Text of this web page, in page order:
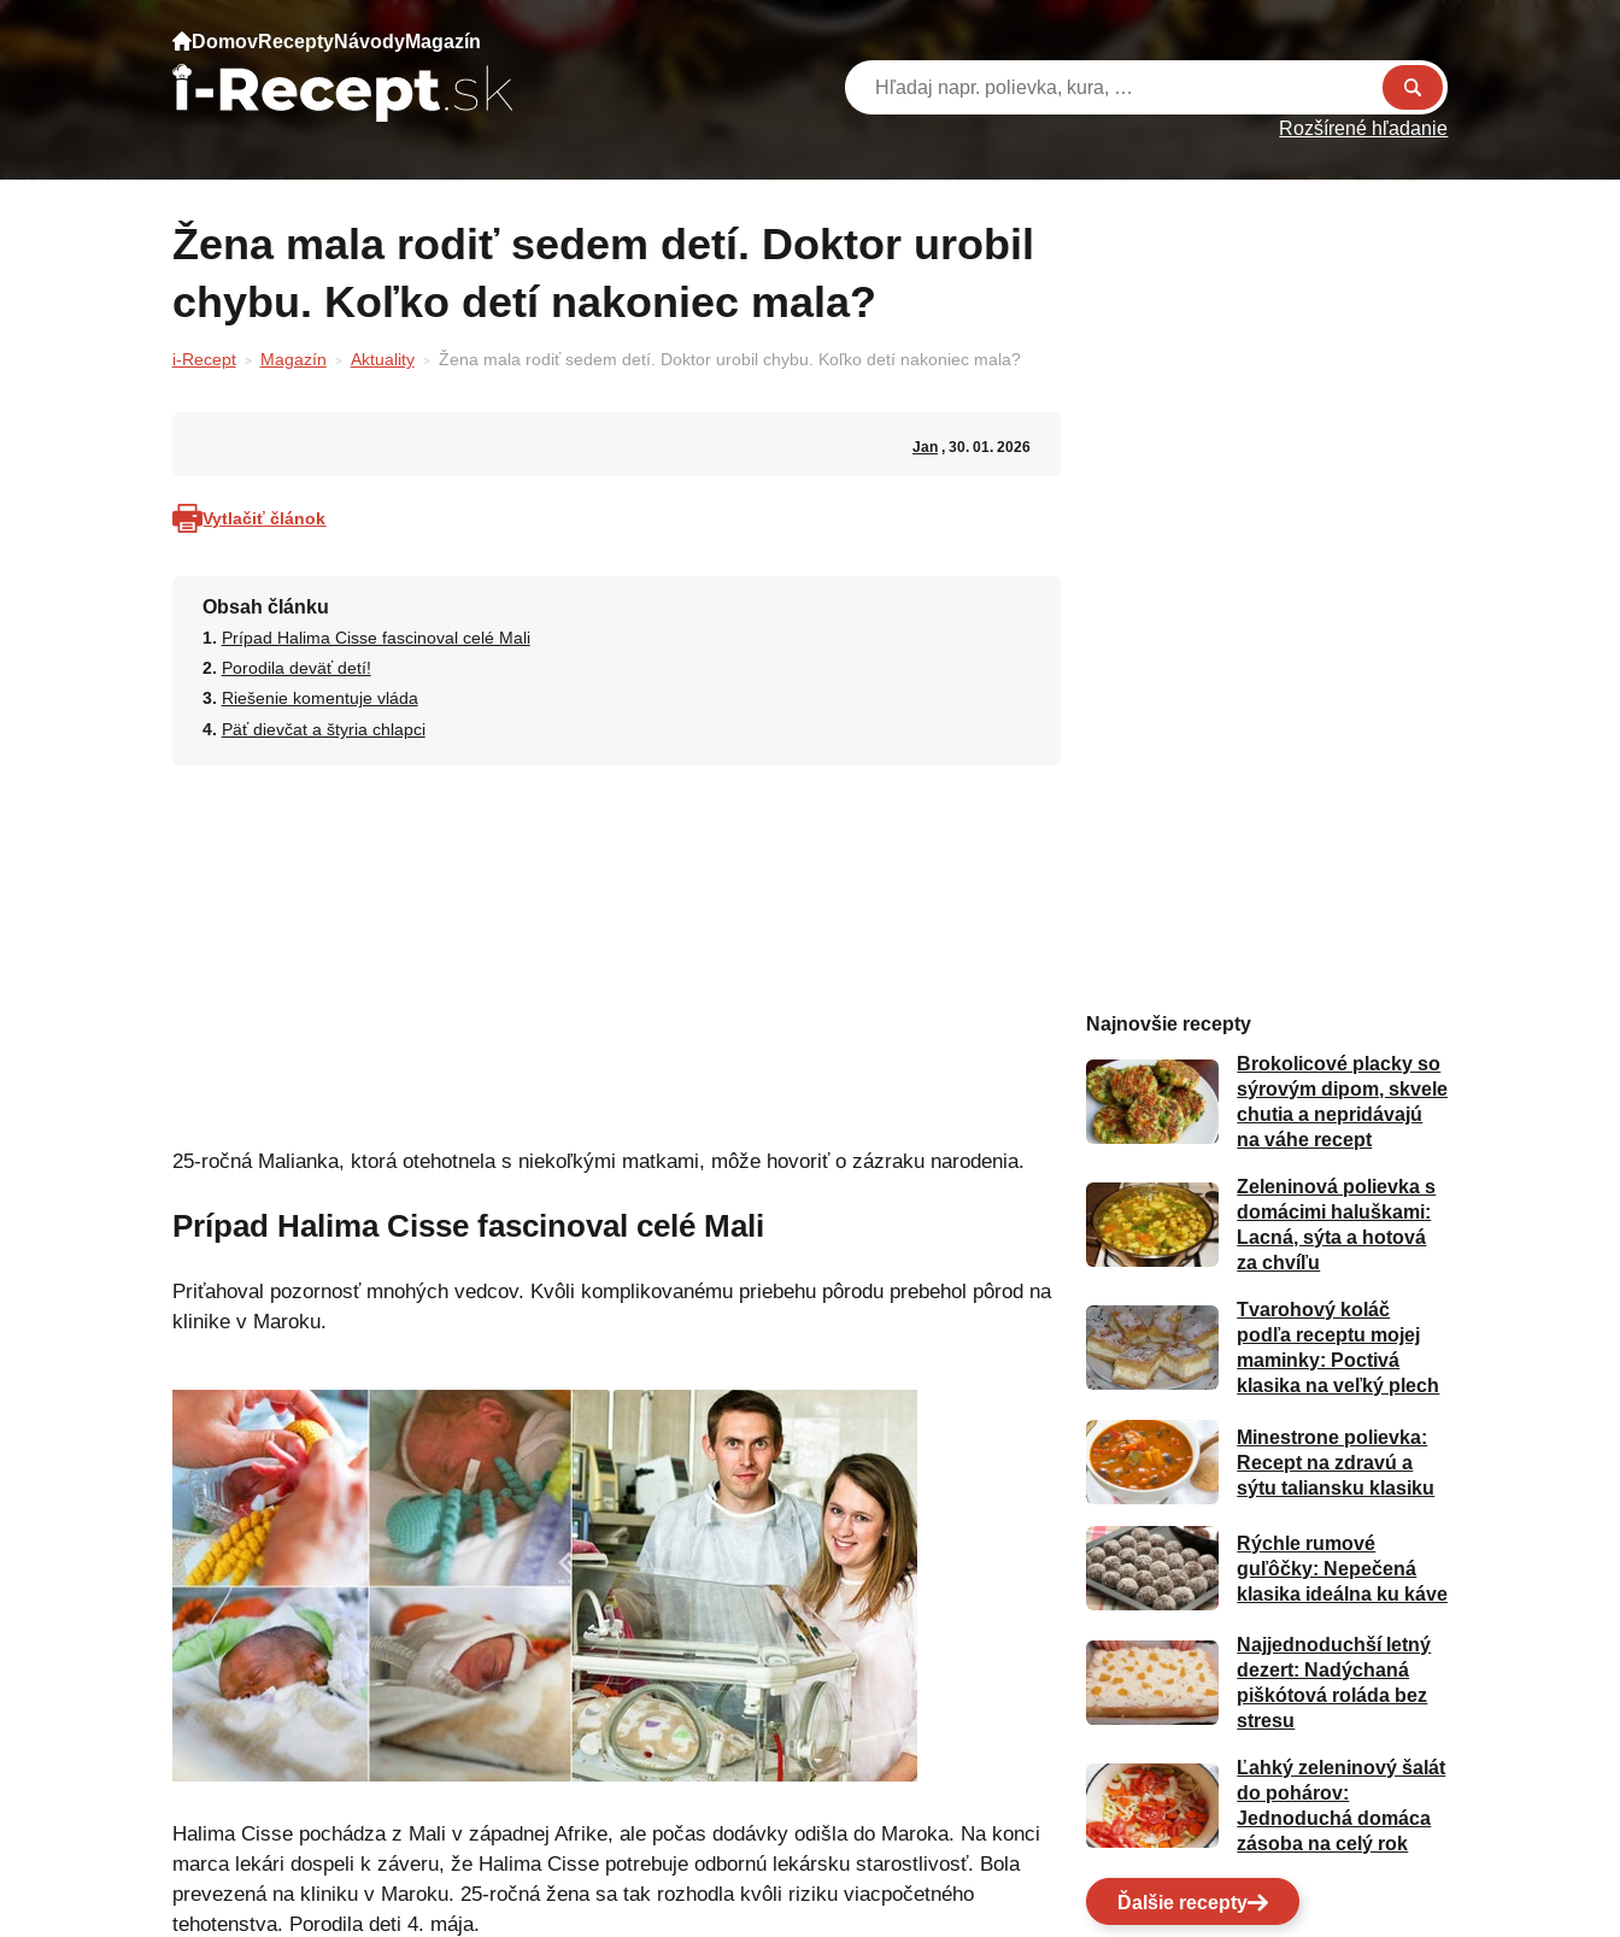
DomovReceptyNávodyMagazín
Rozšírené hľadanie
Žena mala rodiť sedem detí. Doktor urobil
chybu. Koľko detí nakoniec mala?
i-Recept Magazín Aktuality Žena mala rodiť sedem detí. Doktor urobil chybu. Koľko detí nakoniec mala?
Jan, 30. 01. 2026
Vytlačiť článok
Obsah článku
Prípad Halima Cisse fascinoval celé Mali
Porodila deväť detí!
Riešenie komentuje vláda
Päť dievčat a štyria chlapci
25-ročná Malianka, ktorá otehotnela s niekoľkými matkami, môže hovoriť o zázraku narodenia.
Prípad Halima Cisse fascinoval celé Mali
Priťahoval pozornosť mnohých vedcov. Kvôli komplikovanému priebehu pôrodu prebehol pôrod na
klinike v Maroku.
Halima Cisse pochádza z Mali v západnej Afrike, ale počas dodávky odišla do Maroka. Na konci
marca lekári dospeli k záveru, že Halima Cisse potrebuje odbornú lekársku starostlivosť. Bola
prevezená na kliniku v Maroku. 25-ročná žena sa tak rozhodla kvôli riziku viacpočetného
tehotenstva. Porodila deti 4. mája.
Najnovšie recepty
Brokolicové placky so
sýrovým dipom, skvele
chutia a nepridávajú
na váhe recept
Zeleninová polievka s
domácimi haluškami:
Lacná, sýta a hotová
za chvíľu
Tvarohový koláč
podľa receptu mojej
maminky: Poctivá
klasika na veľký plech
Minestrone polievka:
Recept na zdravú a
sýtu taliansku klasiku
Rýchle rumové
guľôčky: Nepečená
klasika ideálna ku káve
Najjednoduchší letný
dezert: Nadýchaná
piškótová roláda bez
stresu
Ľahký zeleninový šalát
do pohárov:
Jednoduchá domáca
zásoba na celý rok
Ďalšie recepty